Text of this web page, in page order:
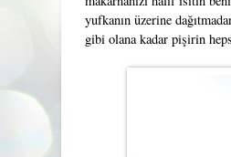
yufkanın üzerine
gibi olana kadar pişirin